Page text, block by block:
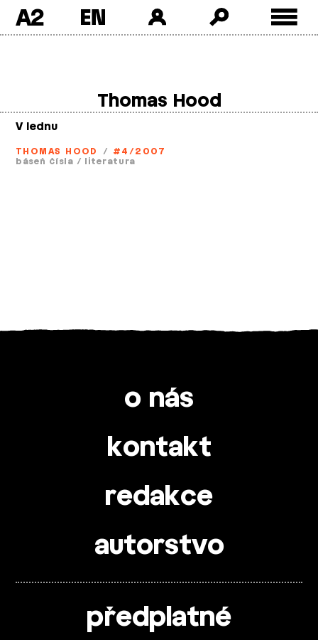
A2
Thomas Hood
V lednu
THOMAS HOOD / #4/2007
báseň čísla / literatura
o nás
kontakt
redakce
autorstvo
předplatné